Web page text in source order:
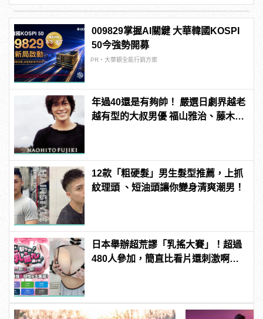
009829掌握AI關鍵 大華韓國KOSPI
50今強勢開募
PR・大華銀全能行銷方案
年過40還是有夠帥！ 嚴選日劇界越老
越有型的大叔男優 福山雅治、藤木直
12款「粗硬髮」男生髮型推薦，上抓
紋理頭 、短油頭讓你變身清爽潮男！
日本舉辦超荒謬「乳搖大賽」！超過
480人參加，簡直比看片還刺激啊！ |